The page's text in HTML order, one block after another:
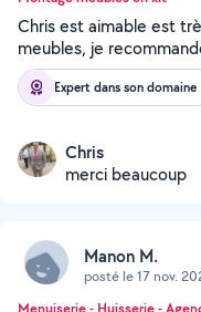
Chris est aimable est
meubles, je
Expert dans son domaine
Chris
merci beaucoup
Manon M.
posté le 17 nov.
Menuiserie - Huisserie -